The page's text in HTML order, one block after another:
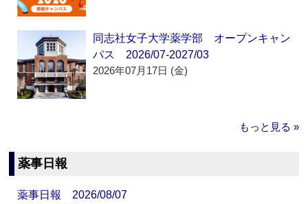
同志社女子大学薬学部 オープンキャン
パス 2026/07-2027/03
2026年07月17日 (金)
もっと見る »
薬事日報
薬事日報 2026/08/07